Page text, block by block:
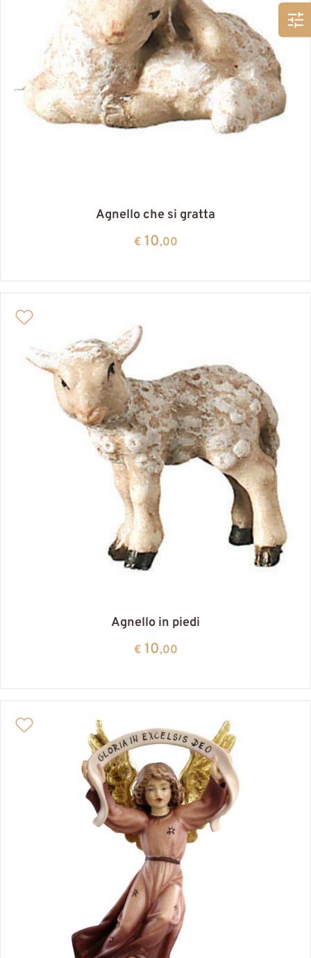
Agnello che si gratta
€10,00
Agnello in piedi
€10,00